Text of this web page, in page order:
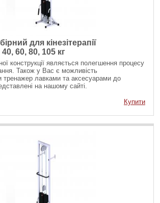
для кінезітерапії
60, 80, 105 кг
конструкції являється полегшення процесу
Також у Вас є можливість
тренажер лавками та аксесуарами до
на нашому сайті.
Купити